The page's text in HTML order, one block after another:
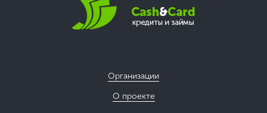
Организации
О проекте